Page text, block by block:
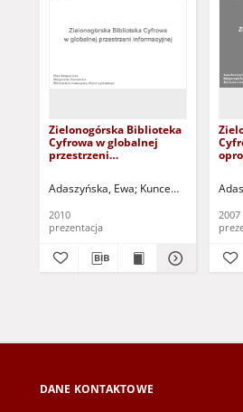
Zielonogórska Biblioteka
Cyfrowa w globalnej
przestrzeni
multimedialna
Adaszyńska, Ewa Kuncewicz,
2010
prezentacja
2007
DANE KONTAKTOWE